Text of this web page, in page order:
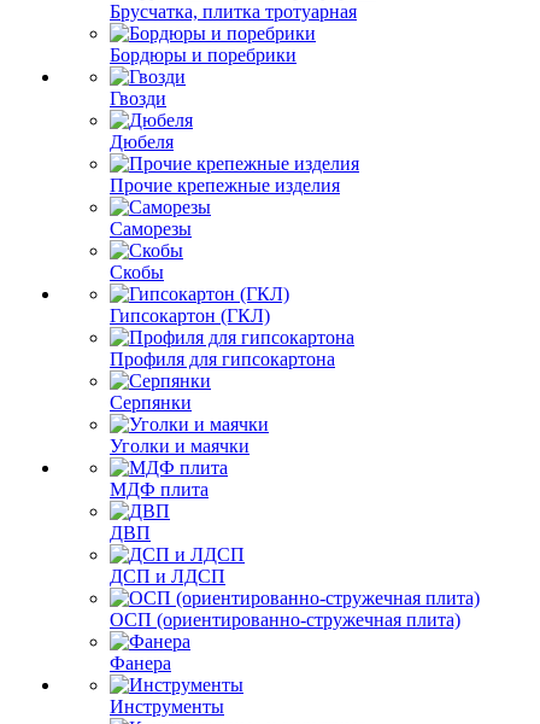
Брусчатка, плитка тротуарная
Бордюры и поребрики
Гвозди
Дюбеля
Прочие крепежные изделия
Саморезы
Скобы
Гипсокартон (ГКЛ)
Профиля для гипсокартона
Серпянки
Уголки и маячки
МДФ плита
ДВП
ДСП и ЛДСП
ОСП (ориентированно-стружечная плита)
Фанера
Инструменты